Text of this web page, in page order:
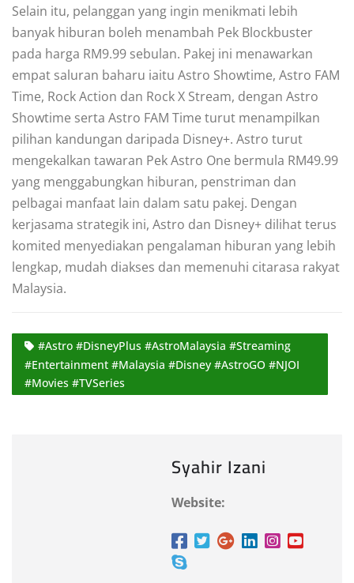
Selain itu, pelanggan yang ingin menikmati lebih
banyak hiburan boleh menambah Pek Blockbuster
pada harga RM9.99 sebulan. Pakej ini menawarkan
empat saluran baharu iaitu Astro Showtime, Astro FAM
Time, Rock Action dan Rock X Stream, dengan Astro
Showtime serta Astro FAM Time turut menampilkan
pilihan kandungan daripada Disney+. Astro turut
mengekalkan tawaran Pek Astro One bermula RM49.99
yang menggabungkan hiburan, penstriman dan
pelbagai manfaat lain dalam satu pakej. Dengan
kerjasama strategik ini, Astro dan Disney+ dilihat terus
komited menyediakan pengalaman hiburan yang lebih
lengkap, mudah diakses dan memenuhi citarasa rakyat
Malaysia.
#Astro #DisneyPlus #AstroMalaysia #Streaming
#Entertainment #Malaysia #Disney #AstroGO #NJOI
#Movies #TVSeries
Syahir Izani
Website: